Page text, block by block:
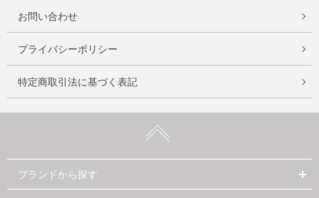
お問い合わせ
プライバシーポリシー
特定商取引法に基づく表記
ブランドから探す